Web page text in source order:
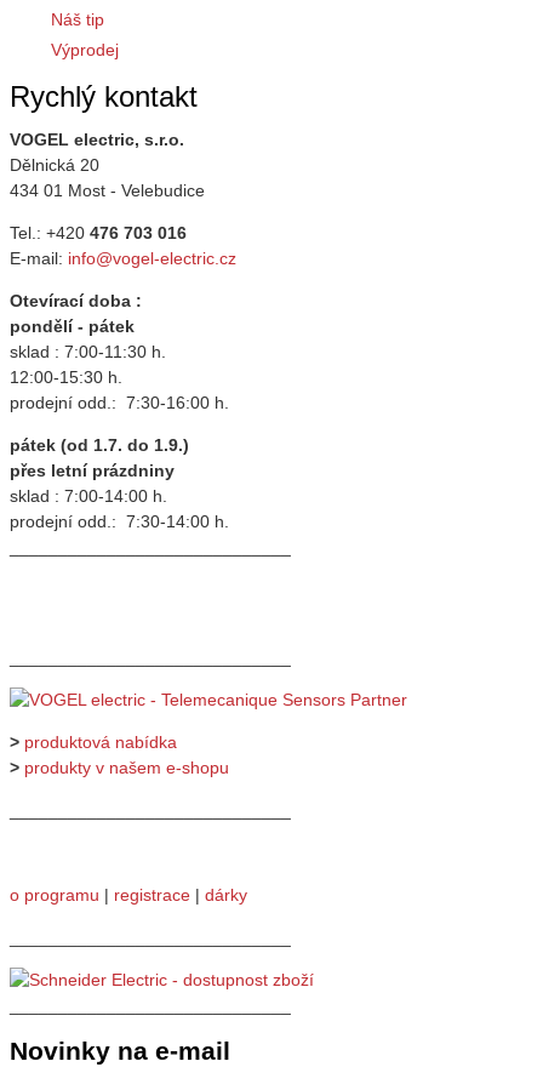
Náš tip
Výprodej
Rychlý kontakt
VOGEL electric, s.r.o.
Dělnická 20
434 01 Most - Velebudice
Tel.: +420 476 703 016
E-mail: info@vogel-electric.cz
Otevírací doba :
pondělí - pátek
sklad : 7:00-11:30 h.
12:00-15:30 h.
prodejní odd.: 7:30-16:00 h.
pátek (od 1.7. do 1.9.)
přes letní prázdniny
sklad : 7:00-14:00 h.
prodejní odd.: 7:30-14:00 h.
> produktová nabídka
> produkty v našem e-shopu
o programu | registrace | dárky
Novinky na e-mail